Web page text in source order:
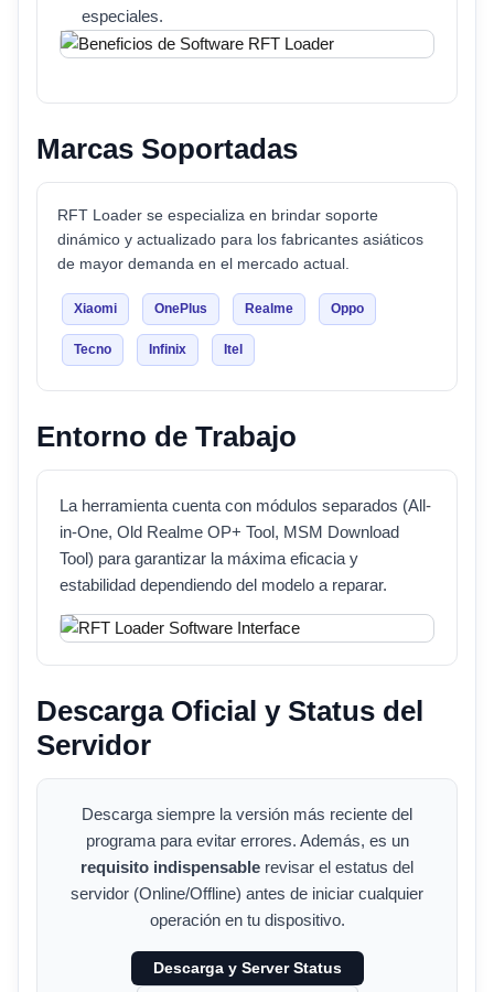
especiales.
Marcas Soportadas
RFT Loader se especializa en brindar soporte
dinámico y actualizado para los fabricantes asiáticos
de mayor demanda en el mercado actual.
Xiaomi OnePlus Realme Oppo
Tecno Infinix Itel
Entorno de Trabajo
La herramienta cuenta con módulos separados (All-
in-One, Old Realme OP+ Tool, MSM Download
Tool) para garantizar la máxima eficacia y
estabilidad dependiendo del modelo a reparar.
Descarga Oficial y Status del
Servidor
Descarga siempre la versión más reciente del
programa para evitar errores. Además, es un
requisito indispensable revisar el estatus del
servidor (Online/Offline) antes de iniciar cualquier
operación en tu dispositivo.
Descarga y Server Status